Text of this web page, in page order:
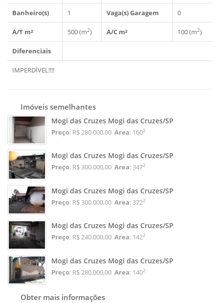
Banheiro(s) 1 Vaga(s) Garagem 0
A/T m² 500 (m2) A/C m² 100 (m2)
Diferenciais
IMPERDÍVEL!!!!
Imóveis semelhantes
Mogi das Cruzes Mogi das Cruzes/SP
Preço: R$ 280.000,00 Area: 1602
Mogi das Cruzes Mogi das Cruzes/SP
Preço: R$ 300.000,00 Area: 3472
Mogi das Cruzes Mogi das Cruzes/SP
Preço: R$ 300.000,00 Area: 3722
Mogi das Cruzes Mogi das Cruzes/SP
Preço: R$ 240.000,00 Area: 1422
Mogi das Cruzes Mogi das Cruzes/SP
Preço: R$ 280.000,00 Area: 1402
Obter mais informações